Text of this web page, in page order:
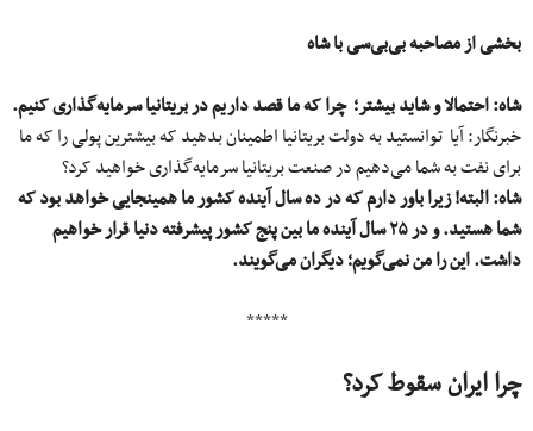
بخشی از مصاحبه بی‌بی‌سی با شاه
شاه: احتمالا و شاید بیشتر؛ چرا که ما قصد داریم در بریتانیا سرمایه‌گذاری کنیم.
خبرنگار: آیا توانستید به دولت بریتانیا اطمینان بدهید که بیشترین پولی را که ما
برای نفت به شما می‌دهیم در صنعت بریتانیا سرمایه‌گذاری خواهید کرد؟
شاه: البته! زیرا باور دارم که در ده سال آینده کشور ما همینجایی خواهد بود که
شما هستید. و در ۲۵ سال آینده ما بین پنج کشور پیشرفته دنیا قرار خواهیم
داشت. این را من نمی‌گویم؛ دیگران می‌گویند.
*****
چرا ایران سقوط کرد؟